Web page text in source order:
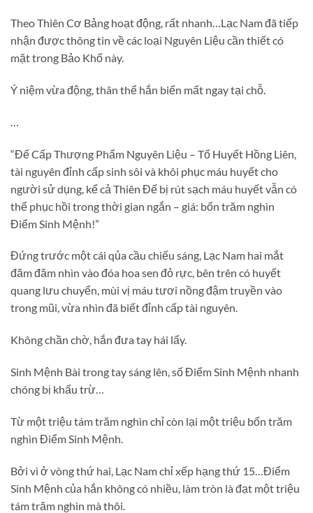
Theo Thiên Cơ Bảng hoạt động, rất nhanh…Lạc Nam đã tiếp
nhận được thông tin về các loại Nguyên Liệu cần thiết có
mặt trong Bảo Khố này.
Ý niệm vừa động, thân thể hắn biến mất ngay tại chỗ.
…
“Đế Cấp Thượng Phẩm Nguyên Liệu – Tố Huyết Hồng Liên,
tài nguyên đỉnh cấp sinh sôi và khôi phục máu huyết cho
người sử dụng, kể cả Thiên Đế bị rút sạch máu huyết vẫn có
thể phục hồi trong thời gian ngắn – giá: bốn trăm nghìn
Điểm Sinh Mệnh!”
Đứng trước một cái qủa cầu chiếu sáng, Lạc Nam hai mắt
đăm đăm nhìn vào đóa hoa sen đỏ rực, bên trên có huyết
quang lưu chuyển, mùi vị máu tươi nồng đậm truyền vào
trong mũi, vừa nhìn đã biết đỉnh cấp tài nguyên.
Không chần chờ, hắn đưa tay hái lấy.
Sinh Mệnh Bài trong tay sáng lên, số Điểm Sinh Mệnh nhanh
chóng bị khấu trừ…
Từ một triệu tám trăm nghìn chỉ còn lại một triệu bốn trăm
nghìn Điểm Sinh Mệnh.
Bởi vì ở vòng thứ hai, Lạc Nam chỉ xếp hạng thứ 15…Điểm
Sinh Mệnh của hắn không có nhiều, làm tròn là đạt một triệu
tám trăm nghìn mà thôi.